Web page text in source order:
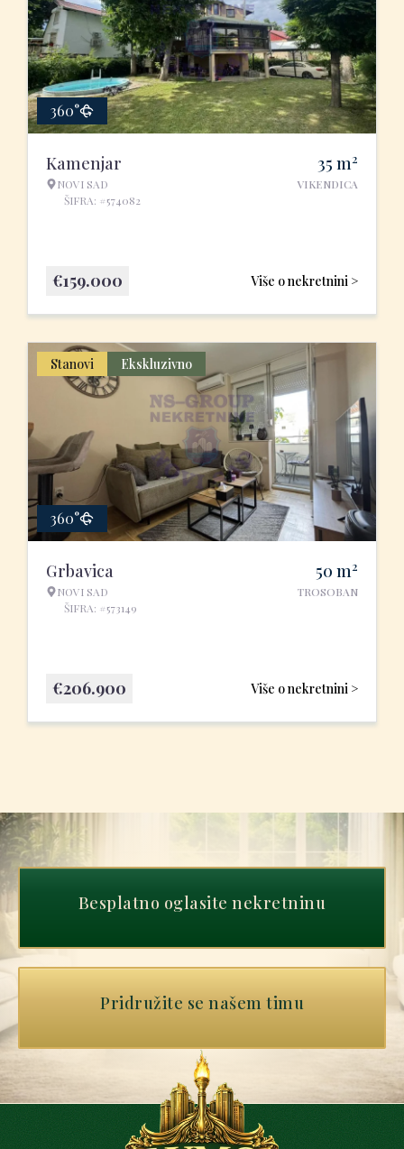
360°
Kamenjar
NOVI SAD
ŠIFRA: #574082
35 m2
VIKENDICA
Više o nekretnini >
€159.000
Stanovi Ekskluzivno
360°
Grbavica
NOVI SAD
ŠIFRA: #573149
50 m2
TROSOBAN
Više o nekretnini >
€206.900
Besplatno oglasite nekretninu
Pridružite se našem timu